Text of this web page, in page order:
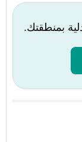
بمنطقتك.